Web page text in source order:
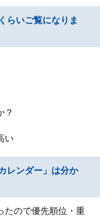
らいご覧になりま
？
い
レンダー」は分か
たので優先順位・重